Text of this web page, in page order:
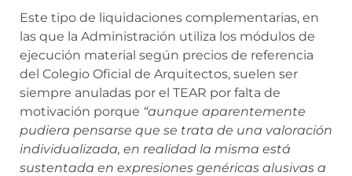
Este tipo de liquidaciones complementarias, en
las que la Administración utiliza los módulos de
ejecución material según precios de referencia
del Colegio Oficial de Arquitectos, suelen ser
siempre anuladas por el TEAR por falta de
motivación porque “aunque aparentemente
pudiera pensarse que se trata de una valoración
individualizada, en realidad la misma está
sustentada en expresiones genéricas alusivas a